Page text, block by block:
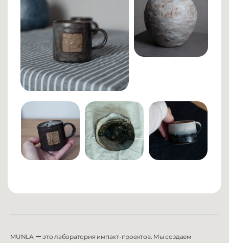
MUNLA ー это лаборатория импакт-проектов. Мы создаем